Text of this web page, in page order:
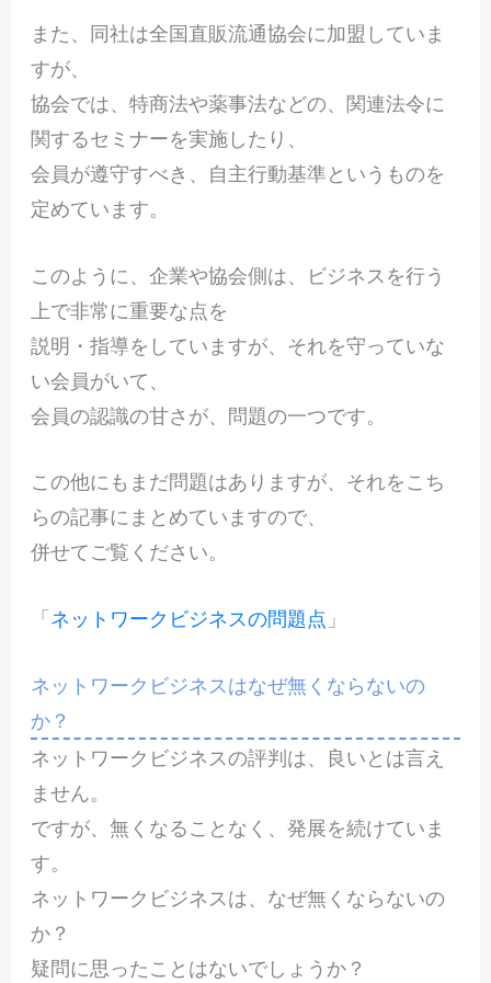
また、同社は全国直販流通協会に加盟していま
すが、
協会では、特商法や薬事法などの、関連法令に
関するセミナーを実施したり、
会員が遵守すべき、自主行動基準というものを
定めています。
このように、企業や協会側は、ビジネスを行う
上で非常に重要な点を
説明・指導をしていますが、それを守っていな
い会員がいて、
会員の認識の甘さが、問題の一つです。
この他にもまだ問題はありますが、それをこち
らの記事にまとめていますので、
併せてご覧ください。
「ネットワークビジネスの問題点 」
ネットワークビジネスはなぜ無くならないの
か？
ネットワークビジネスの評判は、良いとは言え
ません。
ですが、無くなることなく、発展を続けていま
す。
ネットワークビジネスは、なぜ無くならないの
か？
疑問に思ったことはないでしょうか？